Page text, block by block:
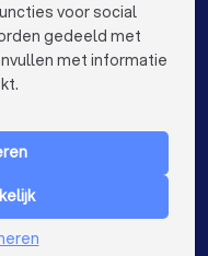
in Roeselare
in Turnhout
den-Berg
keyboard_arrow_down
voor social
gedeeld met
met informatie